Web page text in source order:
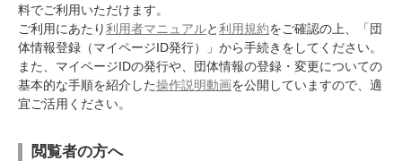
料でご利用いただけます。
ご利用にあたり利用者マニュアルと利用規約をご確認の上、「団
体情報登録（マイページID発行）」から手続きをしてください。
また、マイページIDの発行や、団体情報の登録・変更についての
基本的な手順を紹介した操作説明動画を公開していますので、適
宜ご活用ください。
閲覧者の方へ